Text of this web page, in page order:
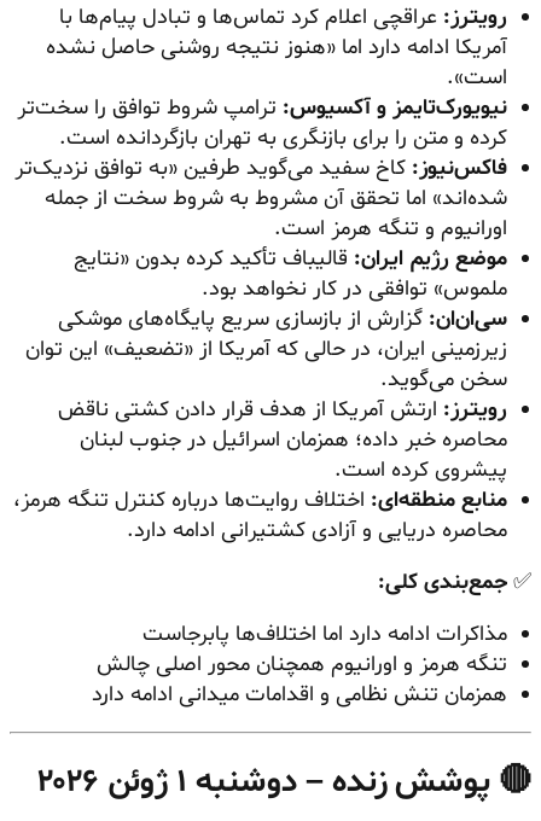
رویترز: عراقچی اعلام کرد تماس‌ها و تبادل پیام‌ها با
آمریکا ادامه دارد اما «هنوز نتیجه روشنی حاصل نشده
است».
نیویورک‌تایمز و آکسیوس: ترامپ شروط توافق را سخت‌تر
کرده و متن را برای بازنگری به تهران بازگردانده است.
فاکس‌نیوز: کاخ سفید می‌گوید طرفین «به توافق نزدیک‌تر
شده‌اند» اما تحقق آن مشروط به شروط سخت از جمله
اورانیوم و تنگه هرمز است.
موضع رژیم ایران: قالیباف تأکید کرده بدون «نتایج
ملموس» توافقی در کار نخواهد بود.
سی‌ان‌ان: گزارش از بازسازی سریع پایگاه‌های موشکی
زیرزمینی ایران، در حالی که آمریکا از «تضعیف» این توان
سخن می‌گوید.
رویترز: ارتش آمریکا از هدف قرار دادن کشتی ناقض
محاصره خبر داده؛ همزمان اسرائیل در جنوب لبنان
پیشروی کرده است.
منابع منطقه‌ای: اختلاف روایت‌ها درباره کنترل تنگه هرمز،
محاصره دریایی و آزادی کشتیرانی ادامه دارد.
✅ جمع‌بندی کلی:
مذاکرات ادامه دارد اما اختلاف‌ها پابرجاست
تنگه هرمز و اورانیوم همچنان محور اصلی چالش
همزمان تنش نظامی و اقدامات میدانی ادامه دارد
🔴 پوشش زنده – دوشنبه ۱ ژوئن ۲۰۲۶